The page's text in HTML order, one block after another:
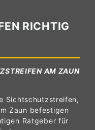
RICHTIG
AM ZAUN
Sichtschutzstreifen,
Zaun befestigen
Ratgeber für